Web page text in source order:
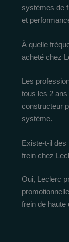
systèmes de
et
À quelle
acheté chez
Les
tous les 2
constructeur
système.
Existe-t-il des
frein chez
Oui, Leclerc
frein de haute